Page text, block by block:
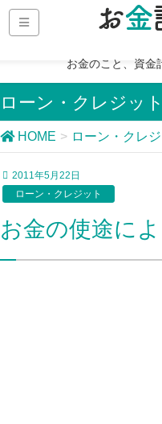
お金のこと、資金
ローン・クレジット
HOME ローン・クレジ
2011年5月22日
ローン・クレジット
お金の使途に